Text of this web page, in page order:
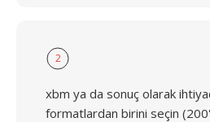
2
xbm ya da sonuç olarak
formatlardan birini seçin